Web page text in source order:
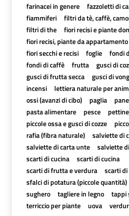
farinacei in genere
fazzoletti di
fiammiferi
filtri da tè, caffè,
filtri di the
fiori recisi e piante
fiori recisi, piante da
fiori secchi e recisi
foglie
fondi
fondi di caffè
frutta gusci di
gusci di frutta secca
gusci di
incensi
lettiera naturale per
ossi (avanzi di cibo)
paglia pane
pasta alimentare
pesce
piccole ossa e gusci di cozze
rafia (fibra naturale)
salviette di
salviette di carta unte
salviette
scarti di cucina
scarti di cucina
scarti di frutta e verdura
scarti
sfalci di potatura (piccole quantità)
sughero
tagliere in legno
tappi
terriccio per piante
uova